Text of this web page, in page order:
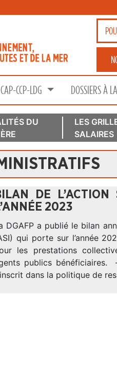
CAP-CCP-LDG DOSSIERS À
DU
LES
SALAIRES
DE
2023
DGAFP a publié le bilan
qui porte sur l’année
les prestations
publics bénéficiaires.
dans la politique de